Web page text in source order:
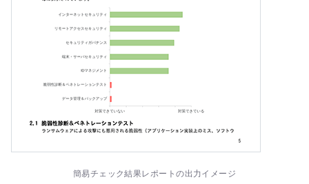
簡易チェック結果レポートの出力イメージ